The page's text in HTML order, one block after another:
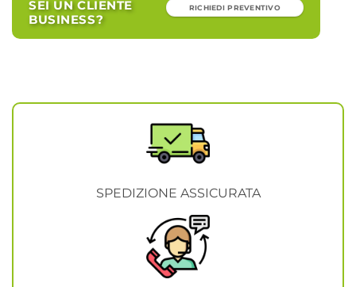
SEI UN CLIENTE
BUSINESS?
RICHIEDI PREVENTIVO
SPEDIZIONE ASSICURATA